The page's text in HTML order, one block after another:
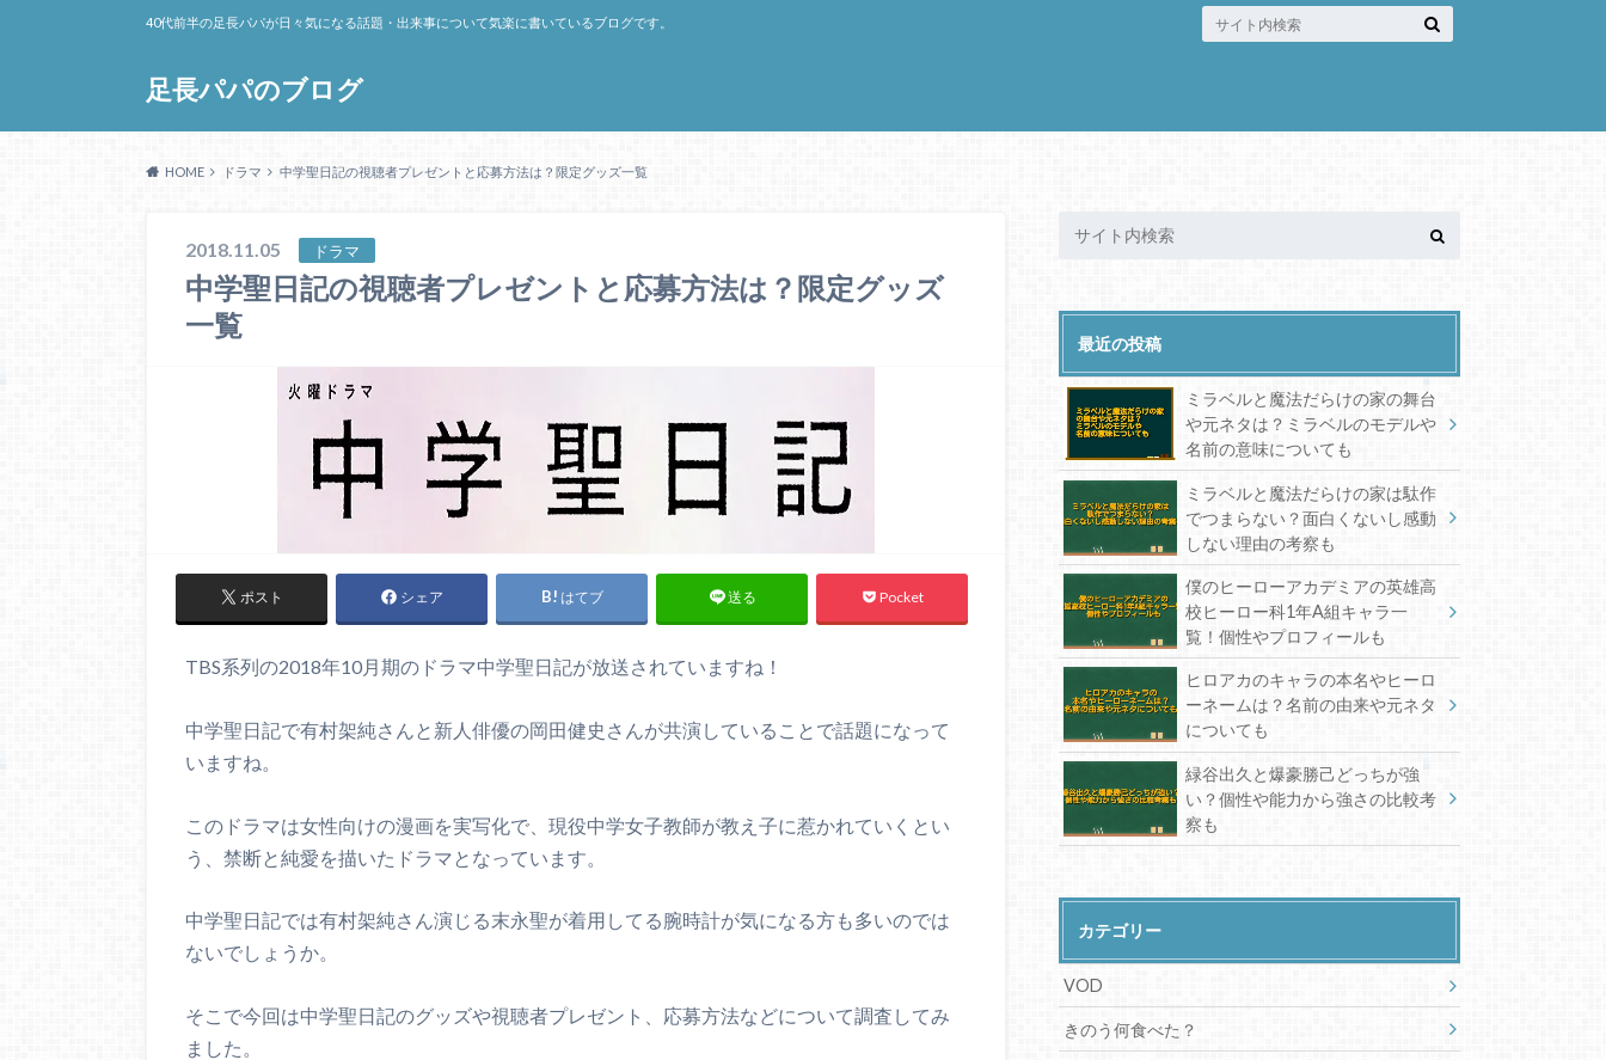
足長パパのブログ
40代前半の足長パパが日々気になる話題・出来事について気楽に書いているブログです。
HOME ドラマ 中学聖日記の視聴者プレゼントと応募方法は？限定グッズ一覧
2018.11.05 ドラマ
中学聖日記の視聴者プレゼントと応募方法は？限定グッズ
一覧
ポスト シェア はてブ 送る Pocket
TBS系列の2018年10月期のドラマ中学聖日記が放送されていますね！
中学聖日記で有村架純さんと新人俳優の岡田健史さんが共演していることで話題になって
いますね。
このドラマは女性向けの漫画を実写化で、現役中学女子教師が教え子に惹かれていくとい
う、禁断と純愛を描いたドラマとなっています。
中学聖日記では有村架純さん演じる末永聖が着用してる腕時計が気になる方も多いのでは
ないでしょうか。
そこで今回は中学聖日記のグッズや視聴者プレゼント、応募方法などについて調査してみ
ました。
最近の投稿
ミラベルと魔法だらけの家の舞台
や元ネタは？ミラベルのモデルや
名前の意味についても
ミラベルと魔法だらけの家は駄作
でつまらない？面白くないし感動
しない理由の考察も
僕のヒーローアカデミアの英雄高
校ヒーロー科1年A組キャラ一
覧！個性やプロフィールも
ヒロアカのキャラの本名やヒーロ
ーネームは？名前の由来や元ネタ
についても
緑谷出久と爆豪勝己どっちが強
い？個性や能力から強さの比較考
察も
カテゴリー
VOD
きのう何食べた？